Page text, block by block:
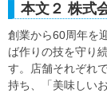
本文２ 株式
創業から60周年を
ば作りの技を守り
す。店舗それぞれ
持ち、「美味しい